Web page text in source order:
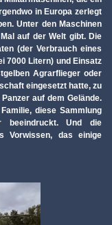
in Europa zerlegt
Unter den Maschinen
auf der Welt gibt. Die
(der Verbrauch eines
7000 Litern) und Einsatz
Agrarflieger oder
eingesetzt hatte, zu
auf dem Gelände.
diese Sammlung
beeindruckt. Und die
Vorwissen, das einige